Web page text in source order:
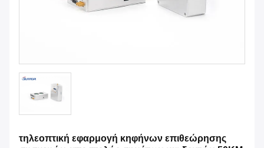
τηλεοπτική εφαρμογή κηφήνων επιθεώρησης